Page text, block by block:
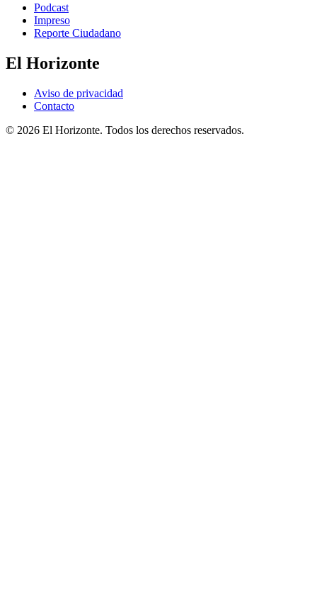
Podcast
Impreso
Reporte Ciudadano
El Horizonte
Aviso de privacidad
Contacto
© 2026 El Horizonte. Todos los derechos reservados.